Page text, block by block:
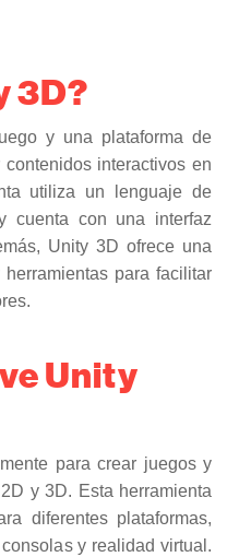
3D?
y una plataforma de
interactivos en
utiliza un lenguaje de
cuenta con una interfaz
Unity 3D ofrece una
para facilitar
Unity
para crear juegos y
y 3D. Esta herramienta
diferentes plataformas,
y realidad virtual.